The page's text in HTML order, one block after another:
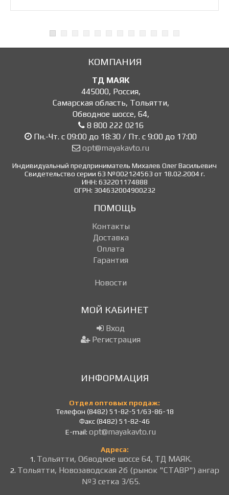
КОМПАНИЯ
ТД МАЯК
445000, Россия,
Самарская область, Тольятти,
Обводное шоссе, 64,
8 800 222 0216
Пн.-Чт. с 09:00 до 18:30 / Пт. с 9:00 до 17:00
opt@mayakavto.ru
Индивидуальный предприниматель Михалев Олег Васильевич
Свидетельство серии 63 №002124563 от 18.02.2004 г.
ИНН: 632201174888
ОГРН: 304632004900232
ПОМОЩЬ
Контакты
Доставка
Оплата
Гарантия
Новости
МОЙ КАБИНЕТ
Вход
Регистрация
ИНФОРМАЦИЯ
Отдел оптовых продаж:
Телефон (8482) 51-82-51/63-86-18
Факс (8482) 51-82-46
E-mail: opt@mayakavto.ru
Адреса:
1. Тольятти, Обводное шоссе 64, ТД МАЯК.
2. Тольятти, Новозаводская 2б (рынок "СТАВР") ангар
№3 сетка 3/65.